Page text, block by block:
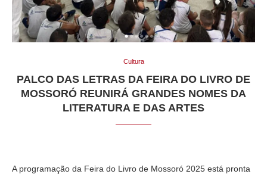
Cultura
PALCO DAS LETRAS DA FEIRA DO LIVRO DE
MOSSORÓ REUNIRÁ GRANDES NOMES DA
LITERATURA E DAS ARTES
A programação da Feira do Livro de Mossoró 2025 está pronta